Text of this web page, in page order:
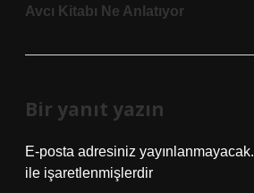
Avcı Kitabı Ne Anlatıyor
Bir yanıt yazın
E-posta adresiniz yayınlanmayacak.
ile işaretlenmişlerdir